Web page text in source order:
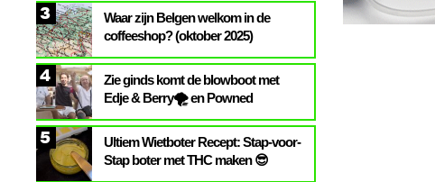
3
Waar zijn Belgen welkom in de
coffeeshop? (oktober 2025)
4
Zie ginds komt de blowboot met
Edje & Berry🌪️ en Powned
5
Ultiem Wietboter Recept: Stap-voor-
Stap boter met THC maken 😎